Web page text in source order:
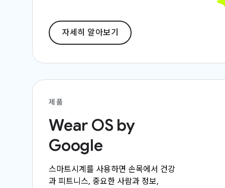
자세히 알아보기
제품
Wear OS by
Google
스마트시계를 사용하면 손목에서 건강
과 피트니스, 중요한 사람과 정보,